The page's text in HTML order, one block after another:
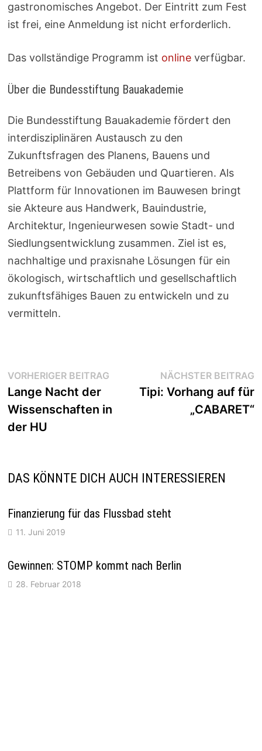
gastronomisches Angebot. Der Eintritt zum Fest
ist frei, eine Anmeldung ist nicht erforderlich.
Das vollständige Programm ist onlineverfügbar.
Über die Bundesstiftung Bauakademie
Die Bundesstiftung Bauakademie fördert den
interdisziplinären Austausch zu den
Zukunftsfragen des Planens, Bauens und
Betreibens von Gebäuden und Quartieren. Als
Plattform für Innovationen im Bauwesen bringt
sie Akteure aus Handwerk, Bauindustrie,
Architektur, Ingenieurwesen sowie Stadt- und
Siedlungsentwicklung zusammen. Ziel ist es,
nachhaltige und praxisnahe Lösungen für ein
ökologisch, wirtschaftlich und gesellschaftlich
zukunftsfähiges Bauen zu entwickeln und zu
vermitteln.
Beitragsnavigation
VORHERIGER BEITRAGVorheriger
Beitrag:
Lange Nacht der
Wissenschaften in
der HU
NÄCHSTER BEITRAG
Tipi: Vorhang auf für
„CABARET“
DAS KÖNNTE DICH AUCH INTERESSIEREN
Finanzierung für das Flussbad steht
11. Juni 2019
Gewinnen: STOMP kommt nach Berlin
28. Februar 2018